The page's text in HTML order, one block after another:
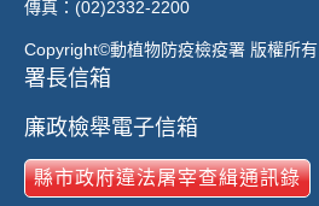
傳真：(02)2332-2200
Copyright©動植物防疫檢疫署 版權所有
署長信箱
廉政檢舉電子信箱
縣市政府違法屠宰查緝通訊錄